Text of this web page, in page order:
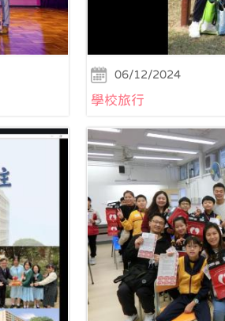
06/12/2024
學校旅行